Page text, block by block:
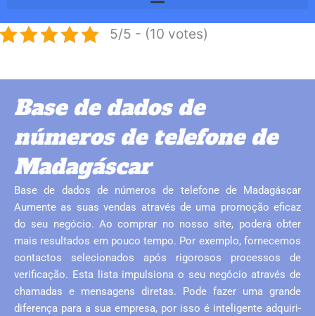
5/5 - (10 votes)
Base de dados de
números de telefone de
Madagáscar
Base de dados de números de telefone de Madagáscar
Aumente as suas vendas através de uma promoção eficaz
do seu negócio. Ao comprar no nosso site, poderá obter
mais resultados em pouco tempo. Por exemplo, fornecemos
contactos selecionados após rigorosos processos de
verificação. Esta lista impulsiona o seu negócio através de
chamadas e mensagens diretas. Pode fazer uma grande
diferença para a sua empresa, por isso é inteligente adquiri-